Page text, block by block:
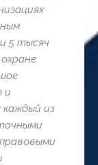
5 тысяч
и
из